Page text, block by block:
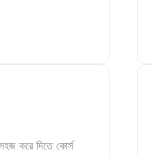
করে দিতে কোর্স